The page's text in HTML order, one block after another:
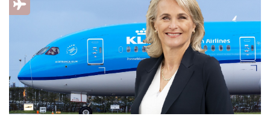
week beter."